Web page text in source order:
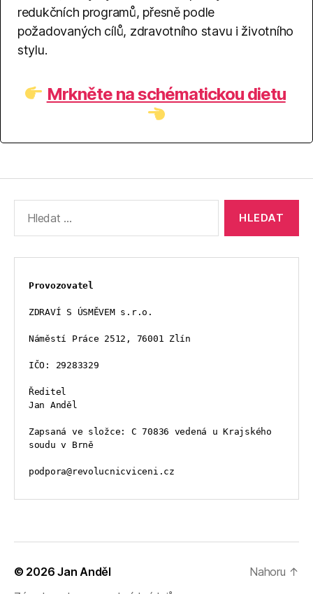
redukčních programů, přesně podle
požadovaných cílů, zdravotního stavu i životního
stylu.
Mrkněte na schématickou dietu
vyhledávání:
Provozovatel
ZDRAVÍ S ÚSMĚVEM s.r.o.
Náměstí Práce 2512, 76001 Zlín
IČO: 29283329
Ředitel
Jan Anděl
Zapsaná ve složce: C 70836 vedená u Krajského
soudu v Brně
podpora@revolucnicviceni.cz
© 2026Jan Anděl
Nahoru ↑